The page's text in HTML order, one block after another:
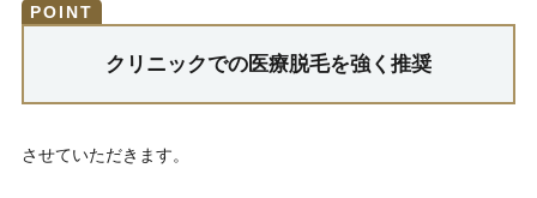
クリニックでの医療脱毛を強く推奨
させていただきます。